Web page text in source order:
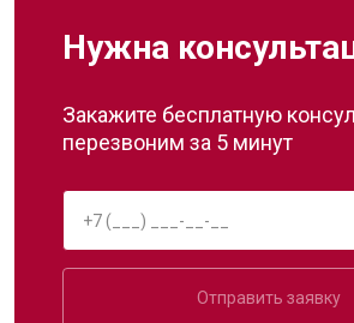
Нужна
Закажите бесплатную
перезвоним за 5 минут
Отправить заявку